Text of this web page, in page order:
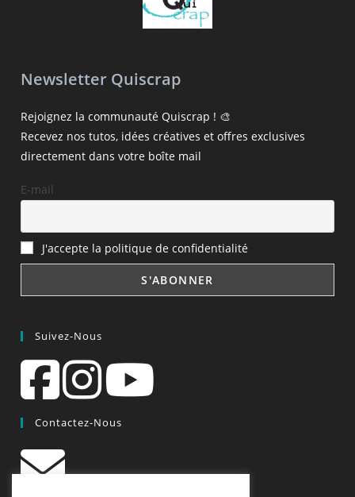
Newsletter Quiscrap
Rejoignez la communauté Quiscrap ! 🎨
Recevez nos tutos, idées créatives et offres exclusives
directement dans votre boîte mail
E-mail
J'accepte la politique de confidentialité
Suivez-Nous
Contactez-Nous
contact@quiscrap.fr